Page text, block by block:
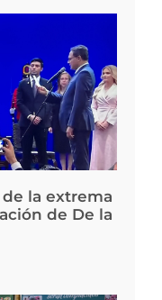
la extrema
de De la